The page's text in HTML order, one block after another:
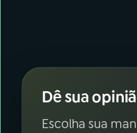
Dê sua
Escolha sua